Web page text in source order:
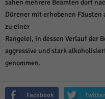
sahen mehrere Beamten dort
Dürener mit erhobenen Fäusten
zu einer
Rangelei, in dessen Verlauf der
aggressive und stark
genommen.
Facebook Twitter